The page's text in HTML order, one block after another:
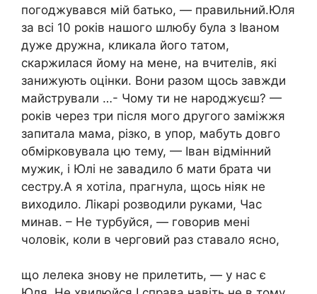
погоджувався мій батько, — правильний.Юля
за всі 10 років нашого шлюбу була з Іваном
дуже дружна, кликала його татом,
скаржилася йому на мене, на вчителів, які
занижують оцінки. Вони разом щось завжди
майстрували …- Чому ти не народжуєш? —
років через три після мого другого заміжжя
запитала мама, різко, в упор, мабуть довго
обмірковувала цю тему, — Іван відмінний
мужик, і Юлі не завадило б мати брата чи
сестру.А я хотіла, прагнула, щось ніяк не
виходило. Лікарі розводили руками, Час
минав. – Не турбуйся, — говорив мені
чоловік, коли в черговий раз ставало ясно,
що лелека знову не прилетить, — у нас є